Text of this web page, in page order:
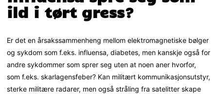
ild i tørt gress?
Er det en årsakssammenheng mellom elektromagnetiske bølger
og sykdom som f.eks. influensa, diabetes, men kanskje også for
andre sykdommer som sprer seg uten at noen aner hvorfor,
som f.eks. skarlagensfeber? Kan militært kommunikasjonsutstyr,
sterke militære radarer, men også stråling fra satelitter skape